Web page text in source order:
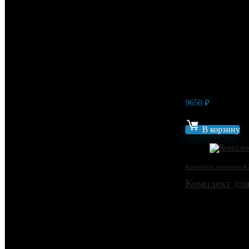
9650 ₽
В корзину
Комплекты интернета
Комплект